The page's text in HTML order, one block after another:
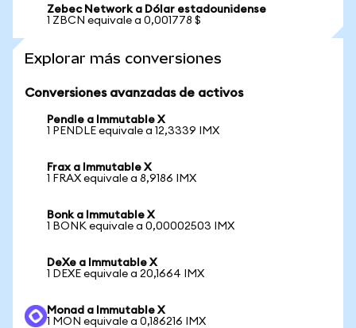
Zebec Network a Dólar estadounidense
1 ZBCN equivale a 0,001778 $
Explorar más conversiones
Conversiones avanzadas de activos
Pendle a Immutable X
1 PENDLE equivale a 12,3339 IMX
Frax a Immutable X
1 FRAX equivale a 8,9186 IMX
Bonk a Immutable X
1 BONK equivale a 0,00002503 IMX
DeXe a Immutable X
1 DEXE equivale a 20,1664 IMX
Monad a Immutable X
1 MON equivale a 0,186216 IMX